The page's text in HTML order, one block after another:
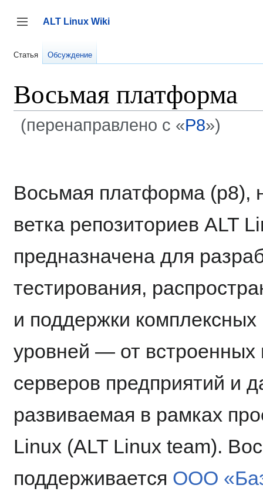
содержанию
Переключить боковую панель
ALT Linux Wiki
Статья Обсуждение
Восьмая платформа
(перенаправлено с «P8»)
Восьмая платформа (p8),
ветка репозиториев ALT
предназначена для
тестирования,
и поддержки
уровней — от встроенных
серверов предприятий и
развиваемая в рамках
Linux (ALT Linux team).
поддерживается ООО